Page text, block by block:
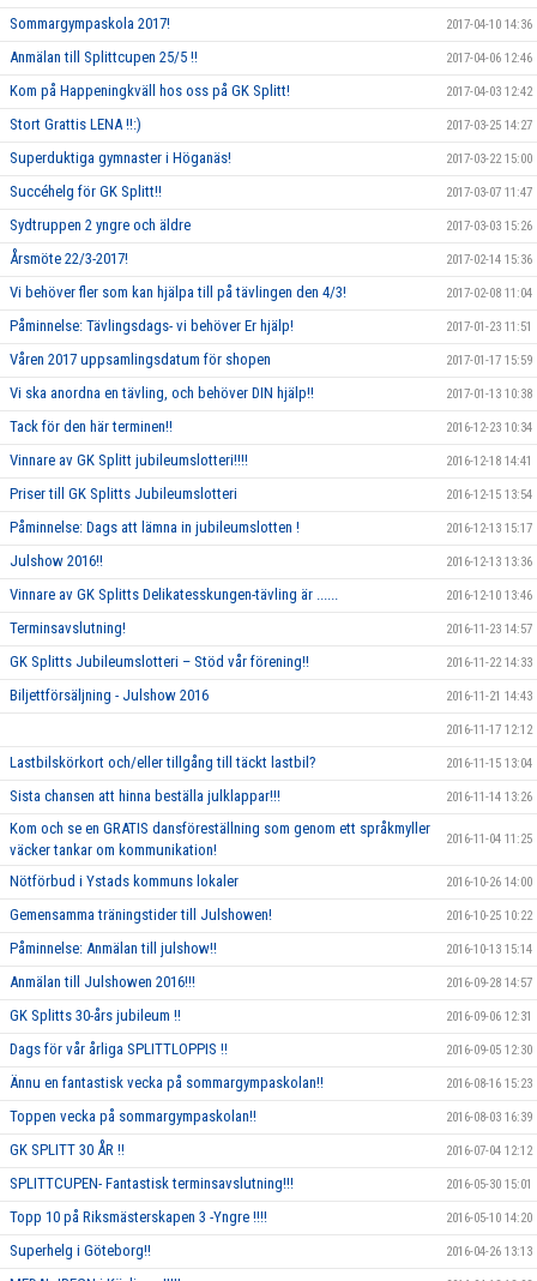
Sommargympaskola 2017! 2017-04-10 14:36
Anmälan till Splittcupen 25/5 !! 2017-04-06 12:46
Kom på Happeningkväll hos oss på GK Splitt! 2017-04-03 12:42
Stort Grattis LENA !!:) 2017-03-25 14:27
Superduktiga gymnaster i Höganäs! 2017-03-22 15:00
Succéhelg för GK Splitt!! 2017-03-07 11:47
Sydtruppen 2 yngre och äldre 2017-03-03 15:26
Årsmöte 22/3-2017! 2017-02-14 15:36
Vi behöver fler som kan hjälpa till på tävlingen den 4/3! 2017-02-08 11:04
Påminnelse: Tävlingsdags- vi behöver Er hjälp! 2017-01-23 11:51
Våren 2017 uppsamlingsdatum för shopen 2017-01-17 15:59
Vi ska anordna en tävling, och behöver DIN hjälp!! 2017-01-13 10:38
Tack för den här terminen!! 2016-12-23 10:34
Vinnare av GK Splitt jubileumslotteri!!!! 2016-12-18 14:41
Priser till GK Splitts Jubileumslotteri 2016-12-15 13:54
Påminnelse: Dags att lämna in jubileumslotten ! 2016-12-13 15:17
Julshow 2016!! 2016-12-13 13:36
Vinnare av GK Splitts Delikatesskungen-tävling är ...... 2016-12-10 13:46
Terminsavslutning! 2016-11-23 14:57
GK Splitts Jubileumslotteri – Stöd vår förening!! 2016-11-22 14:33
Biljettförsäljning - Julshow 2016 2016-11-21 14:43
2016-11-17 12:12
Lastbilskörkort och/eller tillgång till täckt lastbil? 2016-11-15 13:04
Sista chansen att hinna beställa julklappar!!! 2016-11-14 13:26
Kom och se en GRATIS dansföreställning som genom ett språkmyller
väcker tankar om kommunikation!
2016-11-04 11:25
Nötförbud i Ystads kommuns lokaler 2016-10-26 14:00
Gemensamma träningstider till Julshowen! 2016-10-25 10:22
Påminnelse: Anmälan till julshow!! 2016-10-13 15:14
Anmälan till Julshowen 2016!!! 2016-09-28 14:57
GK Splitts 30-års jubileum !! 2016-09-06 12:31
Dags för vår årliga SPLITTLOPPIS !! 2016-09-05 12:30
Ännu en fantastisk vecka på sommargympaskolan!! 2016-08-16 15:23
Toppen vecka på sommargympaskolan!! 2016-08-03 16:39
GK SPLITT 30 ÅR !! 2016-07-04 12:12
SPLITTCUPEN- Fantastisk terminsavslutning!!! 2016-05-30 15:01
Topp 10 på Riksmästerskapen 3 -Yngre !!!! 2016-05-10 14:20
Superhelg i Göteborg!! 2016-04-26 13:13